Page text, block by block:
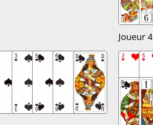
Joueur 4